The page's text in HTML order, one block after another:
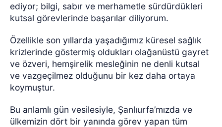
ediyor; bilgi, sabır ve merhametle sürdürdükleri
kutsal görevlerinde başarılar diliyorum.
Özellikle son yıllarda yaşadığımız küresel sağlık
krizlerinde göstermiş oldukları olağanüstü gayret
ve özveri, hemşirelik mesleğinin ne denli kutsal
ve vazgeçilmez olduğunu bir kez daha ortaya
koymuştur.
Bu anlamlı gün vesilesiyle, Şanlıurfa’mızda ve
ülkemizin dört bir yanında görev yapan tüm